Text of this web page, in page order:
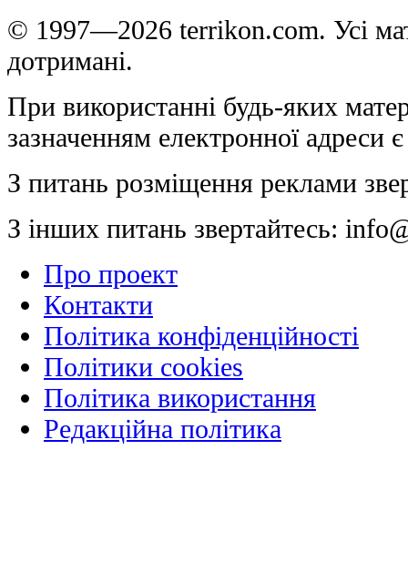
© 1997—2026 terrikon.com. Усі
дотримані.
При використанні будь-яких
зазначенням електронної адреси
З питань розміщення реклами
З інших питань звертайтесь:
Про проект
Контакти
Політика конфіденційності
Політики cookies
Політика використання
Редакційна політика